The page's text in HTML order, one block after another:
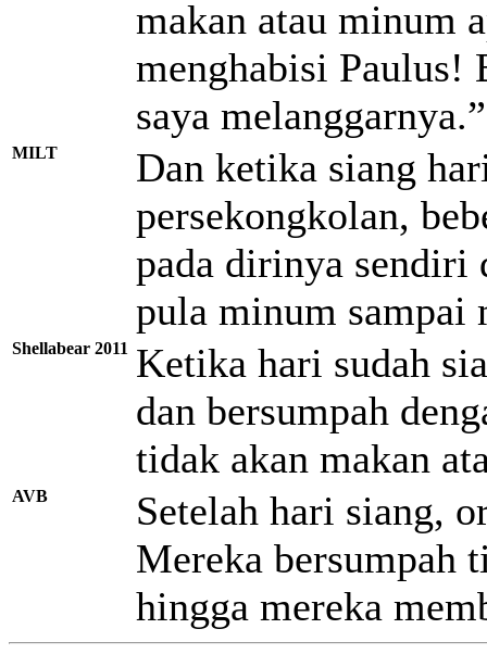
makan atau minum
menghabisi Paulus!
saya melanggarnya.”
MILT
Dan ketika siang
persekongkolan,
pada dirinya sendiri
pula minum sampai
Shellabear 2011 Ketika hari sudah
dan bersumpah
tidak akan makan
AVB
Setelah hari siang,
Mereka bersumpah
hingga mereka